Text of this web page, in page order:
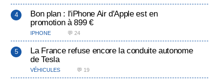
Bon plan : l'iPhone Air d'Apple est en
promotion à 899 €
IPHONE 💬 24
La France refuse encore la conduite autonome
de Tesla
VÉHICULES 💬 19